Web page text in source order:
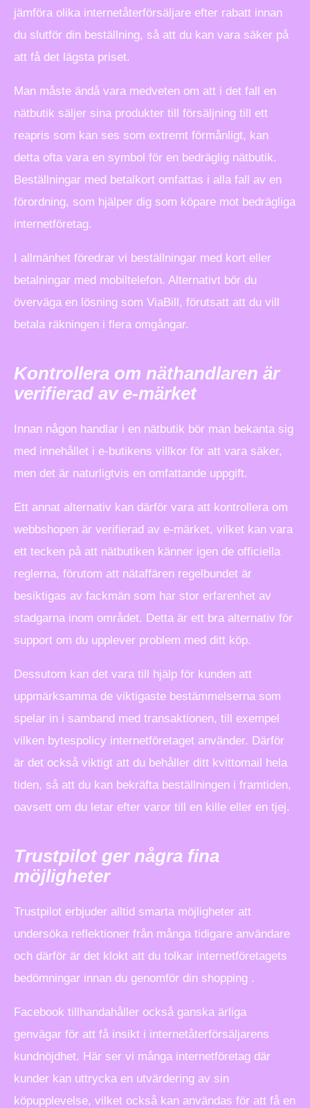
jämföra olika internetåterförsäljare efter rabatt innan
du slutför din beställning, så att du kan vara säker på
att få det lägsta priset.
Man måste ändå vara medveten om att i det fall en
nätbutik säljer sina produkter till försäljning till ett
reapris som kan ses som extremt förmånligt, kan
detta ofta vara en symbol för en bedräglig nätbutik.
Beställningar med betalkort omfattas i alla fall av en
förordning, som hjälper dig som köpare mot bedrägliga
internetföretag.
I allmänhet föredrar vi beställningar med kort eller
betalningar med mobiltelefon. Alternativt bör du
överväga en lösning som ViaBill, förutsatt att du vill
betala räkningen i flera omgångar.
Kontrollera om näthandlaren är
verifierad av e-märket
Innan någon handlar i en nätbutik bör man bekanta sig
med innehållet i e-butikens villkor för att vara säker,
men det är naturligtvis en omfattande uppgift.
Ett annat alternativ kan därför vara att kontrollera om
webbshopen är verifierad av e-märket, vilket kan vara
ett tecken på att nätbutiken känner igen de officiella
reglerna, förutom att nätaffären regelbundet är
besiktigas av fackmän som har stor erfarenhet av
stadgarna inom området. Detta är ett bra alternativ för
support om du upplever problem med ditt köp.
Dessutom kan det vara till hjälp för kunden att
uppmärksamma de viktigaste bestämmelserna som
spelar in i samband med transaktionen, till exempel
vilken bytespolicy internetföretaget använder. Därför
är det också viktigt att du behåller ditt kvittomail hela
tiden, så att du kan bekräfta beställningen i framtiden,
oavsett om du letar efter varor till en kille eller en tjej.
Trustpilot ger några fina
möjligheter
Trustpilot erbjuder alltid smarta möjligheter att
undersöka reflektioner från många tidigare användare
och därför är det klokt att du tolkar internetföretagets
bedömningar innan du genomför din shopping .
Facebook tillhandahåller också ganska ärliga
genvägar för att få insikt i internetåterförsäljarens
kundnöjdhet. Här ser vi många internetföretag där
kunder kan uttrycka en utvärdering av sin
köpupplevelse, vilket också kan användas för att få en